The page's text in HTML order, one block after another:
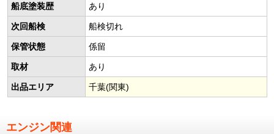
船底塗装歴 あり
次回船検 船検切れ
保管状態 係留
取材 あり
出品エリア 千葉(関東)
エンジン関連